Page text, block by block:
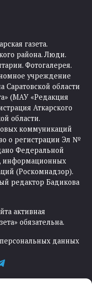
газета.
района. Люди.
Фотогалерея.
учреждение
Саратовской области
(МАУ «Редакция
Аткарского
области.
коммуникаций
о регистрации Эл №
Федеральной
информационных
(Роскомнадзор).
редактор Бадикова
активная
обязательна.
данных